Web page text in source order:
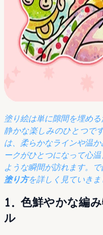
塗り絵は単に隙間を埋め
静かな楽しみのひとつで
は、柔らかなラインや温
ークがひとつになって心
ような瞬間が訪れます。
塗り方を詳しく見ていきま
1. 色鮮やかな編
ル